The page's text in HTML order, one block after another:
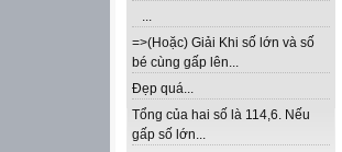
...
=>(Hoặc) Giải Khi số lớn và số
bé cùng gấp lên...
Đẹp quá...
Tổng của hai số là 114,6. Nếu
gấp số lớn...